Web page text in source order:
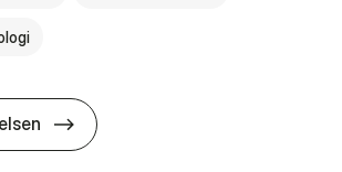
HA(fil.) - erhvervs­økonomi og